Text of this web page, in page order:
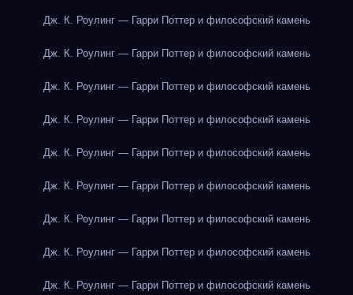
Дж. К. Роулинг — Гарри Поттер и философский камень
Дж. К. Роулинг — Гарри Поттер и философский камень
Дж. К. Роулинг — Гарри Поттер и философский камень
Дж. К. Роулинг — Гарри Поттер и философский камень
Дж. К. Роулинг — Гарри Поттер и философский камень
Дж. К. Роулинг — Гарри Поттер и философский камень
Дж. К. Роулинг — Гарри Поттер и философский камень
Дж. К. Роулинг — Гарри Поттер и философский камень
Дж. К. Роулинг — Гарри Поттер и философский камень